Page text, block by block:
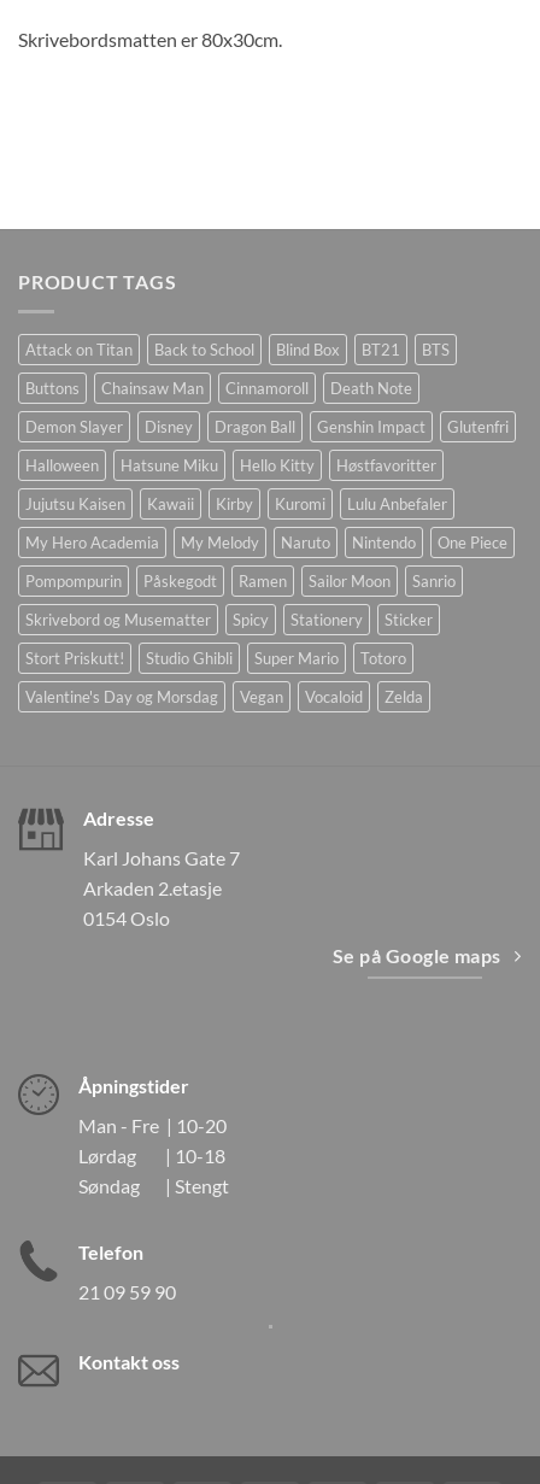
Skrivebordsmatten er 80x30cm.
PRODUCT TAGS
Attack on Titan Back to School Blind Box BT21
BTS
Buttons
Chainsaw Man Cinnamoroll
Death Note
Demon Slayer
Disney Dragon Ball Genshin Impact
Glutenfri
Halloween
Hatsune Miku Hello Kitty
Høstfavoritter
Jujutsu Kaisen
Kawaii Kirby Kuromi
Lulu Anbefaler
My Hero Academia
My Melody Naruto Nintendo
One Piece
Pompompurin
Påskegodt Ramen Sailor Moon
Sanrio
Skrivebord og Musematter
Spicy Stationery
Sticker
Stort Priskutt!
Studio Ghibli Super Mario
Totoro
Valentine's Day og Morsdag
Vegan Vocaloid Zelda
Adresse
Karl Johans Gate 7
Arkaden 2.etasje
0154 Oslo
Se på Google maps
Åpningstider
Man - Fre | 10-20
Lørdag | 10-18
Søndag | Stengt
Telefon
21 09 59 90
Kontakt oss